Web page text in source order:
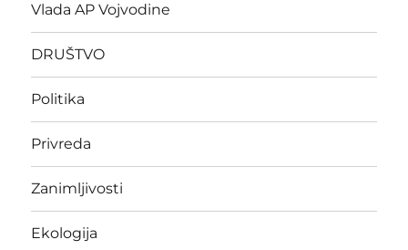
Vlada AP Vojvodine
DRUŠTVO
Politika
Privreda
Zanimljivosti
Ekologija